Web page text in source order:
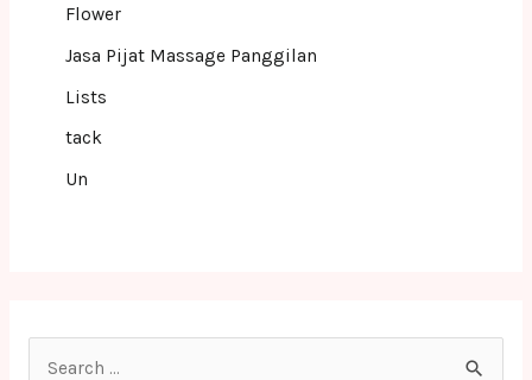
Flower
Jasa Pijat Massage Panggilan
Lists
tack
Un